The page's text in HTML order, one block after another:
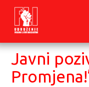
Javni